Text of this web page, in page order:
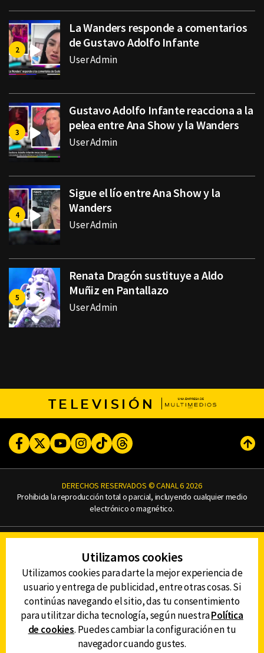
La Wanders responde a comentarios
de Gustavo Adolfo Infante
User Admin
Gustavo Adolfo Infante reacciona a la
pelea entre Ana Show y la Wanders
User Admin
Sigue el lío entre Ana Show y la
Wanders
User Admin
Renata Dragón sustituye a Aldo
Muñiz en Pantallazo
User Admin
TELEVISIÓN
FacebookTwitterYoutubeInstagram
TikTokThreads
DERECHOS RESERVADOS © CANAL 6 2026
Prohibida la reproducción total o parcial, incluyendo cualquier medio
electrónico o magnético.
AVISO DE PRIVACIDAD
AVISO LEGAL
DEFENSORÍA DE LAS AUDIENCIAS
DESCARGA LA APP DE CANAL 6
Utilizamos cookies
Utilizamos cookies para darte la mejor experiencia de
usuario y entrega de publicidad, entre otras cosas. Si
continúas navegando el sitio, das tu consentimiento
para utilitzar dicha tecnología, según nuestraPolítica
de cookies. Puedes cambiar la configuración en tu
navegador cuando gustes.